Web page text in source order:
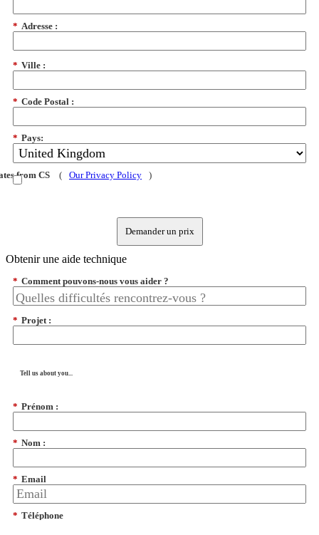
* Adresse :
* Ville :
* Code Postal :
* Pays:
from CS ( Our Privacy Policy )
Demander un prix
Obtenir une aide technique
* Comment pouvons-nous vous aider ?
* Projet :
Tell us about you...
* Prénom :
* Nom :
* Email
* Téléphone